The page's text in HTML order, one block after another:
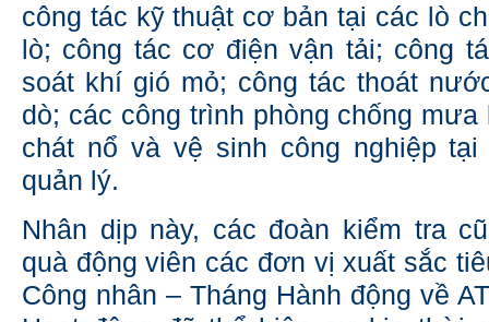
công tác kỹ thuật cơ bản tại các lò
lò; công tác cơ điện vận tải; công
soát khí gió mỏ; công tác thoát
dò; các công trình phòng chống mưa
chát nổ và vệ sinh công nghiệp
quản lý.
Nhân dịp này, các đoàn kiểm tra
quà động viên các đơn vị xuất sắc
Công nhân – Tháng Hành động về